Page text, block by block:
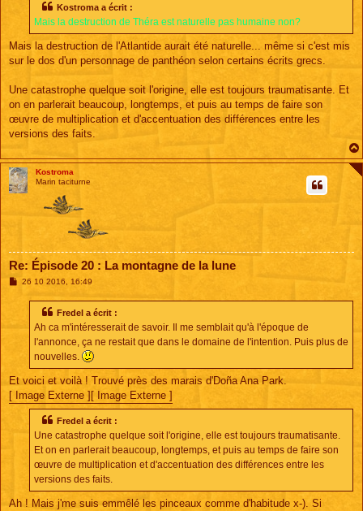
Kostroma a écrit :
Mais la destruction de Théra est naturelle pas humaine non?
Mais la destruction de l'Atlantide aurait été naturelle... même si c'est mis
sur le dos d'un personnage de panthéon selon certains écrits grecs.
Une catastrophe quelque soit l'origine, elle est toujours traumatisante. Et
on en parlerait beaucoup, longtemps, et puis au temps de faire son
œuvre de multiplication et d'accentuation des différences entre les
versions des faits.
Kostroma
Marin taciturne
Re: Épisode 20 : La montagne de la lune
M26 10 2016, 16:49
Fredel a écrit :
Ah ca m'intéresserait de savoir. Il me semblait qu'à l'époque de
l'annonce, ça ne restait que dans le domaine de l'intention. Puis plus de
nouvelles.
Et voici et voilà ! Trouvé près des marais d'Doña Ana Park.
[ Image Externe ] [ Image Externe ]
Fredel a écrit :
Une catastrophe quelque soit l'origine, elle est toujours traumatisante.
Et on en parlerait beaucoup, longtemps, et puis au temps de faire son
œuvre de multiplication et d'accentuation des différences entre les
versions des faits.
Ah ! Mais j'me suis emmêlé les pinceaux comme d'habitude x-). Si